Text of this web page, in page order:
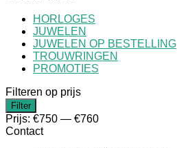
€835,00.€751,50.
HORLOGES
JUWELEN
JUWELEN OP BESTELLING
TROUWRINGEN
PROMOTIES
Filteren op prijs
Min.
prijs
Max.
prijs
Filter
Prijs: €750 — €760
Contact